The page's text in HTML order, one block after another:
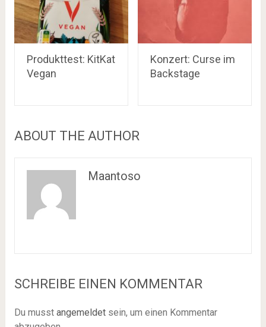
Produkttest: KitKat
Vegan
Konzert: Curse im
Backstage
ABOUT THE AUTHOR
Maantoso
SCHREIBE EINEN KOMMENTAR
Du musst angemeldetsein, um einen Kommentar